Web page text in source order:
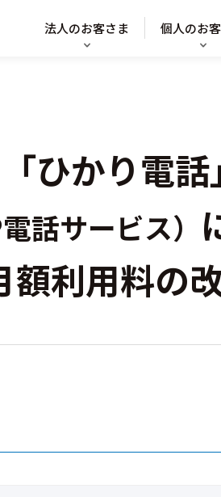
法人のお客さま 個人のお
「ひかり電
電話サービス）
額利用料の